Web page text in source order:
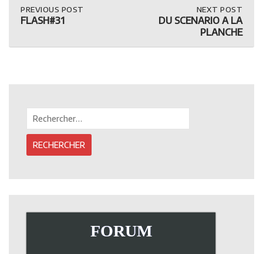
Post
navigation
PREVIOUS
POST:
PREVIOUS POST
FLASH#31
A
NEXT POST
DU SCENARIO A LA
PLANCHE
FORUM